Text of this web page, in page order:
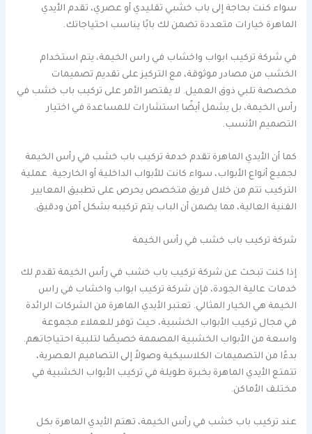
سواء كنت بحاجة إلى باب خشبي تقليدي أو عصري، تقدم الأيدي
الماهرة خيارات متعددة تضمن لك بابًا يناسب احتياجاتك.
في شركة تركيب ابواب واخشاب في راس الخيمة، يتم استخدام
الخشب من مصادر موثوقة، مع التركيز على تقديم تصميمات
مخصصة تلبي ذوق العميل. لا يقتصر الأمر على تركيب باب خشب في
رأس الخيمة، بل يشمل أيضًا استشارات للمساعدة في اختيار
التصميم الأنسب.
كما أن الأيدي الماهرة تقدم خدمة تركيب باب خشب في رأس الخيمة
لجميع أنواع الأبواب، سواء كانت للأبواب الداخلية أو الخارجية. عملية
التركيب تتم من خلال فريق متخصص يحرص على تطبيق المعايير
الفنية العالية، مما يضمن أن الباب يتم تركيبه بشكل آمن ودقيق.
شركة تركيب باب خشب في رأس الخيمة
إذا كنت تبحث عن شركة تركيب باب خشب في رأس الخيمة تقدم لك
خدمات عالية الجودة، فإن شركة تركيب ابواب واخشاب في راس
الخيمة هي الخيار المثالي. تعتبر الأيدي الماهرة من الشركات الرائدة
في مجال تركيب الأبواب الخشبية، حيث توفر للعملاء مجموعة
واسعة من الأبواب الخشبية المصممة خصيصًا لتلبية احتياجاتهم.
بدءًا من التصميمات الكلاسيكية وصولاً إلى التصاميم العصرية،
تتمتع الأيدي الماهرة بخبرة طويلة في تركيب الأبواب الخشبية في
مختلف الأماكن.
عند تركيب باب خشب في رأس الخيمة، تهتم الأيدي الماهرة بكل